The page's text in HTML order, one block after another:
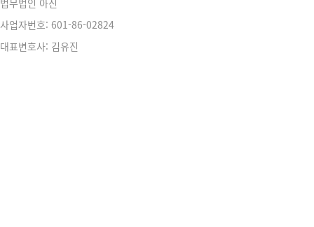
법무법인 아진
사업자번호: 601-86-02824
대표변호사: 김유진